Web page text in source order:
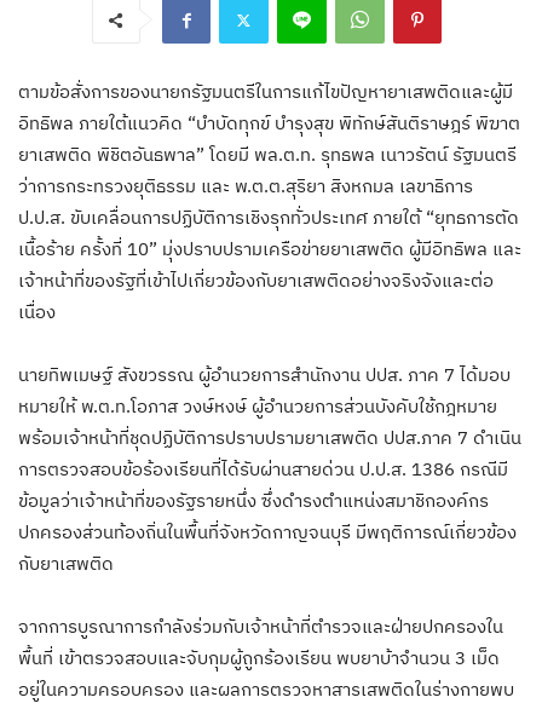
ตามข้อสั่งการของนายกรัฐมนตรีในการแก้ไขปัญหายาเสพติดและผู้มี
อิทธิพล ภายใต้แนวคิด “บำบัดทุกข์ บำรุงสุข พิทักษ์สันติราษฎร์ พิฆาต
ยาเสพติด พิชิตอันธพาล” โดยมี พล.ต.ท. รุทธพล เนาวรัตน์ รัฐมนตรี
ว่าการกระทรวงยุติธรรม และ พ.ต.ต.สุริยา สิงหกมล เลขาธิการ
ป.ป.ส. ขับเคลื่อนการปฏิบัติการเชิงรุกทั่วประเทศ ภายใต้ “ยุทธการตัด
เนื้อร้าย ครั้งที่ 10” มุ่งปราบปรามเครือข่ายยาเสพติด ผู้มีอิทธิพล และ
เจ้าหน้าที่ของรัฐที่เข้าไปเกี่ยวข้องกับยาเสพติดอย่างจริงจังและต่อ
เนื่อง
นายทิพเมษฐ์ สังขวรรณ ผู้อำนวยการสำนักงาน ปปส. ภาค 7 ได้มอบ
หมายให้ พ.ต.ท.โอภาส วงษ์หงษ์ ผู้อำนวยการส่วนบังคับใช้กฎหมาย
พร้อมเจ้าหน้าที่ชุดปฏิบัติการปราบปรามยาเสพติด ปปส.ภาค 7 ดำเนิน
การตรวจสอบข้อร้องเรียนที่ได้รับผ่านสายด่วน ป.ป.ส. 1386 กรณีมี
ข้อมูลว่าเจ้าหน้าที่ของรัฐรายหนึ่ง ซึ่งดำรงตำแหน่งสมาชิกองค์กร
ปกครองส่วนท้องถิ่นในพื้นที่จังหวัดกาญจนบุรี มีพฤติการณ์เกี่ยวข้อง
กับยาเสพติด
จากการบูรณาการกำลังร่วมกับเจ้าหน้าที่ตำรวจและฝ่ายปกครองใน
พื้นที่ เข้าตรวจสอบและจับกุมผู้ถูกร้องเรียน พบยาบ้าจำนวน 3 เม็ด
อยู่ในความครอบครอง และผลการตรวจหาสารเสพติดในร่างกายพบ